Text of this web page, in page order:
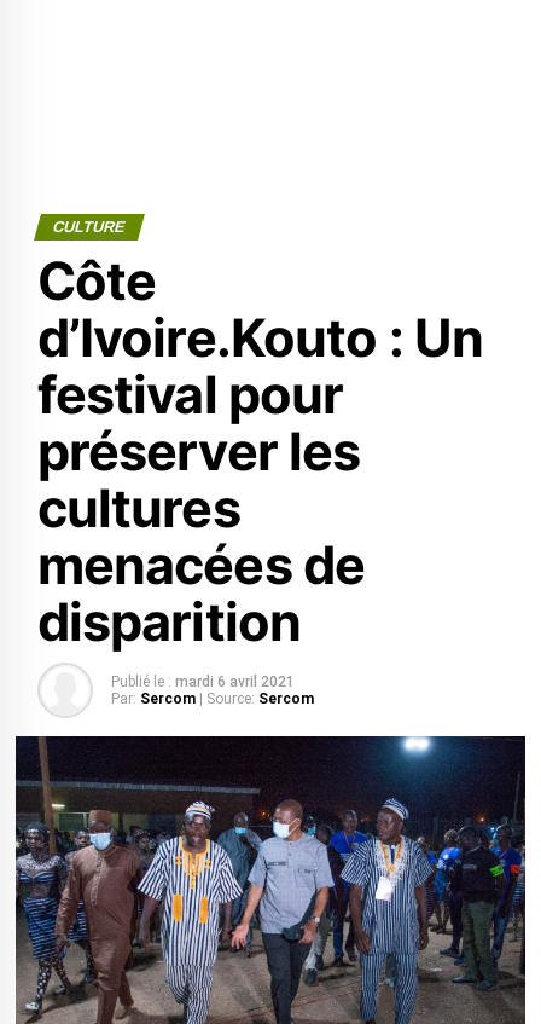
CULTURE
Côte
d’Ivoire.Kouto : Un
festival pour
préserver les
cultures
menacées de
disparition
Publié le : mardi 6 avril 2021
Par: Sercom | Source: Sercom